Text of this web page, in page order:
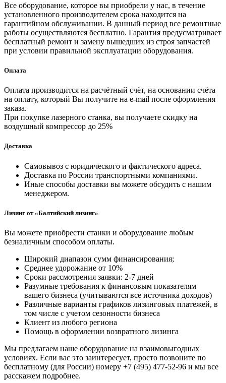
Все оборудование, которое вы приобрели у нас, в течение
установленного производителем срока находится на
гарантийном обслуживании. В данный период все ремонтные
работы осуществляются бесплатно. Гарантия предусматривает
бесплатный ремонт и замену вышедших из строя запчастей
при условии правильной эксплуатации оборудования.
Оплата
Оплата производится на расчётный счёт, на основании счёта
на оплату, который Вы получите на e-mail после оформления
заказа.
При покупке лазерного станка, вы получаете скидку на
воздушный компрессор до 25%
Доставка
Самовывоз с юридического и фактического адреса.
Доставка по России транспортными компаниями.
Иные способы доставки вы можете обсудить с нашим
менеджером.
Лизинг от «Балтийский лизинг»
Вы можете приобрести станки и оборудование любым
безналичным способом оплаты.
Широкий диапазон сумм финансирования;
Среднее удорожание от 10%
Сроки рассмотрения заявки: 2-7 дней
Разумные требования к финансовым показателям
вашего бизнеса (учитываются все источника доходов)
Различные варианты графиков лизинговых платежей, в
том числе с учетом сезонности бизнеса
Клиент из любого региона
Помощь в оформлении возвратного лизинга
Мы предлагаем наше оборудование на взаимовыгодных
условиях. Если вас это заинтересует, просто позвоните по
бесплатному (для России) номеру +7 (495) 477-52-96 и мы все
расскажем подробнее.